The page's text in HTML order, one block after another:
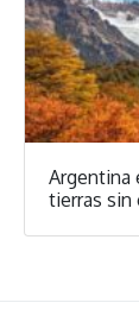
Argentina
tierras sin